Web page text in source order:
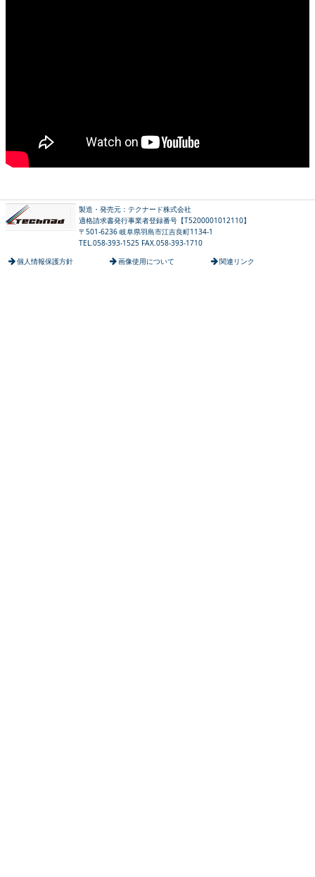
製造・発売元：テクナード株式会社
適格請求書発行事業者登録番号【T5200001012110】
〒501-6236 岐阜県羽島市江吉良町1134-1
TEL.058-393-1525 FAX.058-393-1710
個人情報保護方針
画像使用について 関連リンク